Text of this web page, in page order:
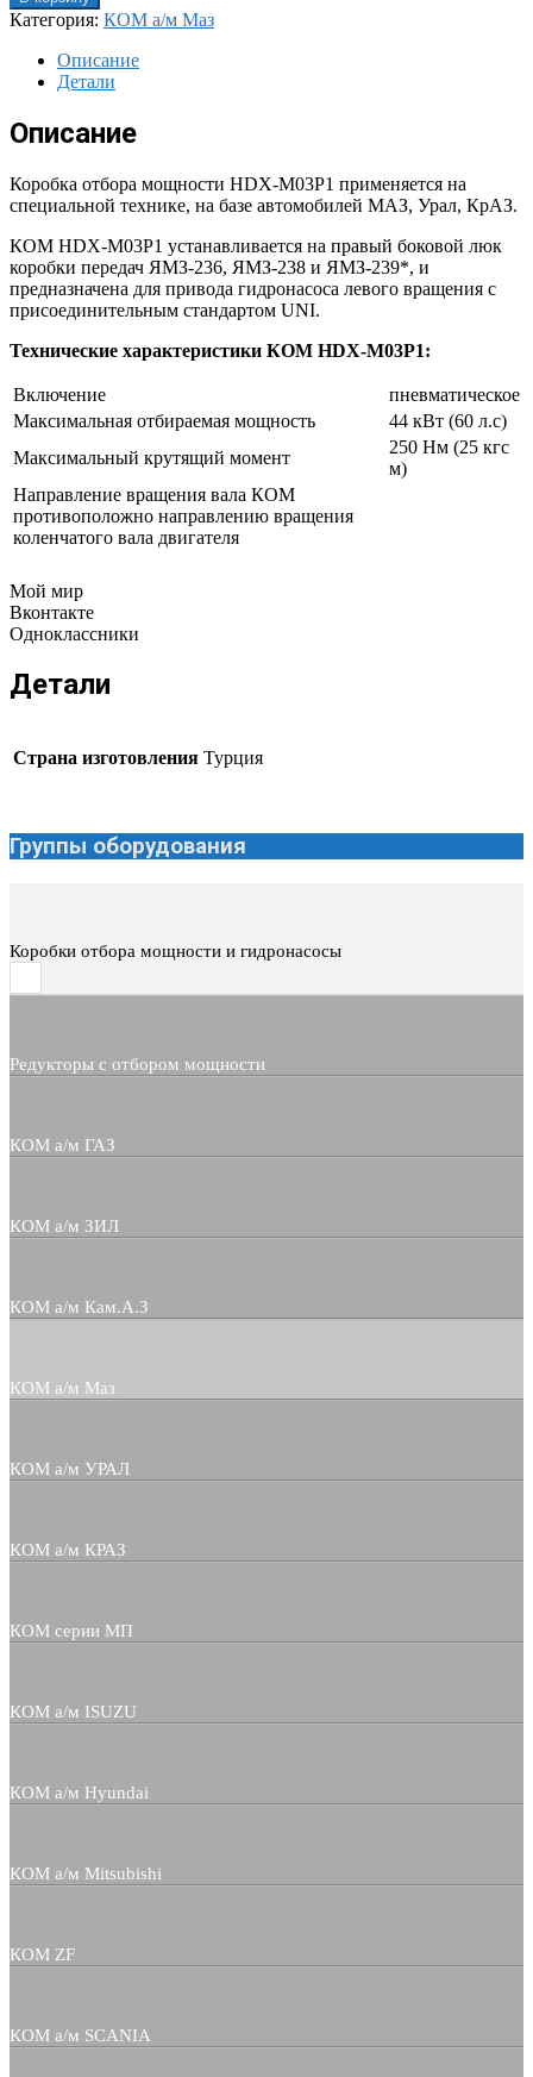
Категория: КОМ а/м Маз
Описание
Детали
Описание
Коробка отбора мощности HDX-M03P1 применяется на
специальной технике, на базе автомобилей МАЗ, Урал, КрАЗ.
КОМ HDX-M03P1 устанавливается на правый боковой люк
коробки передач ЯМЗ-236, ЯМЗ-238 и ЯМЗ-239*, и
предназначена для привода гидронасоса левого вращения с
присоединительным стандартом UNI.
Технические характеристики КОМ HDX-M03P1:
Включение
пневматическое
Максимальная отбираемая мощность
44 кВт (60 л.с)
Максимальный крутящий момент
250 Нм (25 кгс
м)
Направление вращения вала КОМ
противоположно направлению вращения
коленчатого вала двигателя
Мой мир
Вконтакте
Одноклассники
Детали
Страна изготовления Турция
Группы оборудования
Коробки отбора мощности и гидронасосы
Редукторы с отбором мощности
КОМ а/м ГАЗ
КОМ а/м ЗИЛ
КОМ а/м Кам.А.З
КОМ а/м Маз
КОМ а/м УРАЛ
КОМ а/м КРАЗ
КОМ серии МП
КОМ а/м ISUZU
КОМ а/м Hyundai
КОМ а/м Mitsubishi
КОМ ZF
КОМ а/м SCANIA